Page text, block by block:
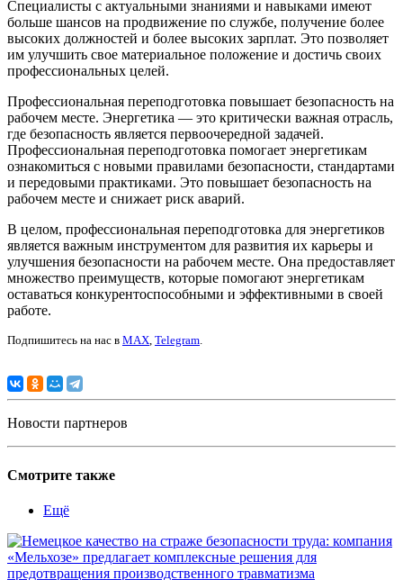
Специалисты с актуальными знаниями и навыками имеют
больше шансов на продвижение по службе, получение более
высоких должностей и более высоких зарплат. Это позволяет
им улучшить свое материальное положение и достичь своих
профессиональных целей.
Профессиональная переподготовка повышает безопасность на
рабочем месте. Энергетика — это критически важная отрасль,
где безопасность является первоочередной задачей.
Профессиональная переподготовка помогает энергетикам
ознакомиться с новыми правилами безопасности, стандартами
и передовыми практиками. Это повышает безопасность на
рабочем месте и снижает риск аварий.
В целом, профессиональная переподготовка для энергетиков
является важным инструментом для развития их карьеры и
улучшения безопасности на рабочем месте. Она предоставляет
множество преимуществ, которые помогают энергетикам
оставаться конкурентоспособными и эффективными в своей
работе.
Подпишитесь на нас в MAX, Telegram.
Новости партнеров
Смотрите также
Ещё